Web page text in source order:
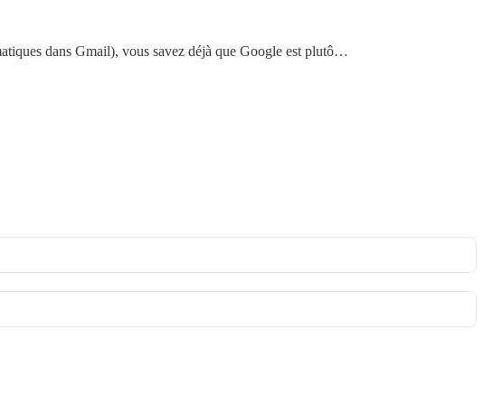
dans Gmail), vous savez déjà que Google est plutô…